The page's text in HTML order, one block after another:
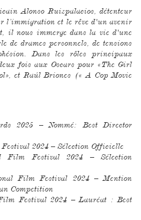
Alonso Ruizpalacios, détenteur
et le rêve d'un avenir
il nous immerge dans la vie d'une
de drames personnels, de tensions
Dans les rôles principaux
fois aux Oscars pour «The Girl
et Raúl Briones (« A Cop Movie
2025 – Nommé: Best Director
2024 – Sélection Officielle
Film Festival 2024 – Sélection
Film Festival 2024 – Mention
Competition
Festival 2024 – Lauréat : Best